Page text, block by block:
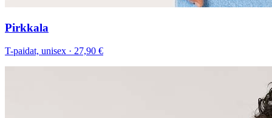
Pirkkala
T-paidat, unisex · 27,90 €